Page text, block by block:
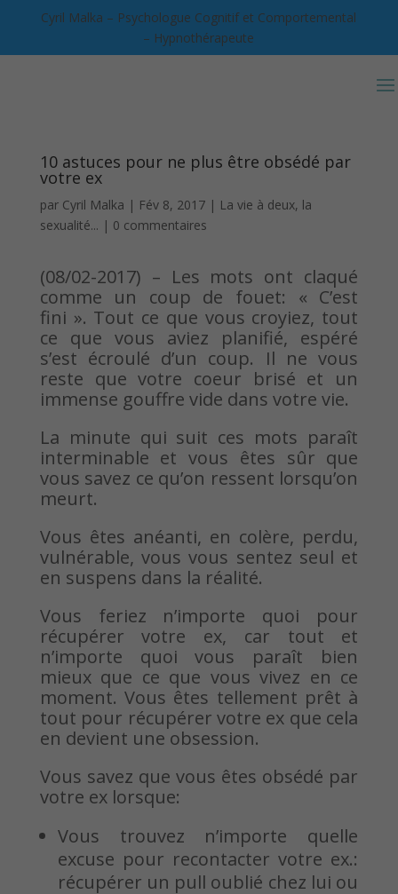
Cyril Malka – Psychologue Cognitif et Comportemental
– Hypnothérapeute
10 astuces pour ne plus être obsédé par
votre ex
par Cyril Malka | Fév 8, 2017| La vie à deux, la
sexualité... | 0 commentaires
(08/02-2017) – Les mots ont claqué
comme un coup de fouet: « C’est
fini ». Tout ce que vous croyiez, tout
ce que vous aviez planifié, espéré
s’est écroulé d’un coup. Il ne vous
reste que votre coeur brisé et un
immense gouffre vide dans votre vie.
La minute qui suit ces mots paraît
interminable et vous êtes sûr que
vous savez ce qu’on ressent lorsqu’on
meurt.
Vous êtes anéanti, en colère, perdu,
vulnérable, vous vous sentez seul et
en suspens dans la réalité.
Vous feriez n’importe quoi pour
récupérer votre ex, car tout et
n’importe quoi vous paraît bien
mieux que ce que vous vivez en ce
moment. Vous êtes tellement prêt à
tout pour récupérer votre ex que cela
en devient une obsession.
Vous savez que vous êtes obsédé par
votre ex lorsque:
Vous trouvez n’importe quelle
excuse pour recontacter votre ex.:
récupérer un pull oublié chez lui ou